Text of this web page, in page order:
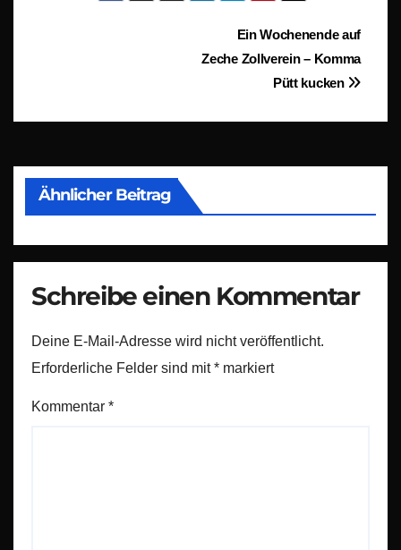
BeitragsnavigationEin Wochenende auf
Zeche Zollverein – Komma
Pütt kucken
Ähnlicher Beitrag
Schreibe einen Kommentar
Deine E-Mail-Adresse wird nicht veröffentlicht.
Erforderliche Felder sind mit* markiert
Kommentar *